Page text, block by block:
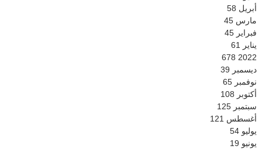
أبريل 58
مارس 45
فبراير 45
يناير 61
2022
678
ديسمبر 39
نوفمبر 65
أكتوبر 108
سبتمبر 125
أغسطس 121
يوليو 54
يونيو 19